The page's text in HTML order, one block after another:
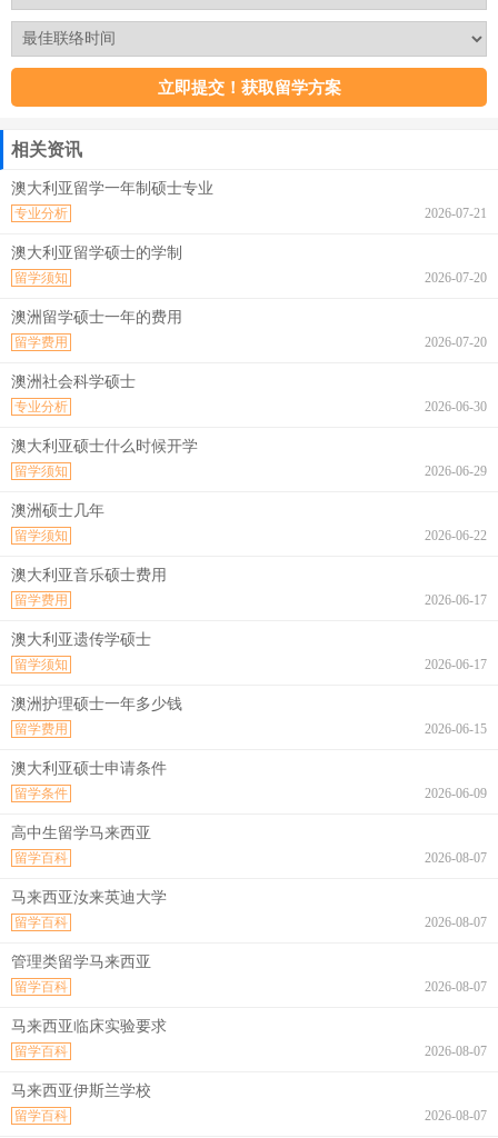
相关资讯
澳大利亚留学一年制硕士专业
2026-07-21
专业分析
澳大利亚留学硕士的学制
2026-07-20
留学须知
澳洲留学硕士一年的费用
2026-07-20
留学费用
澳洲社会科学硕士
2026-06-30
专业分析
澳大利亚硕士什么时候开学
2026-06-29
留学须知
澳洲硕士几年
2026-06-22
留学须知
澳大利亚音乐硕士费用
2026-06-17
留学费用
澳大利亚遗传学硕士
2026-06-17
留学须知
澳洲护理硕士一年多少钱
2026-06-15
留学费用
澳大利亚硕士申请条件
2026-06-09
留学条件
高中生留学马来西亚
2026-08-07
留学百科
马来西亚汝来英迪大学
2026-08-07
留学百科
管理类留学马来西亚
2026-08-07
留学百科
马来西亚临床实验要求
2026-08-07
留学百科
马来西亚伊斯兰学校
2026-08-07
留学百科